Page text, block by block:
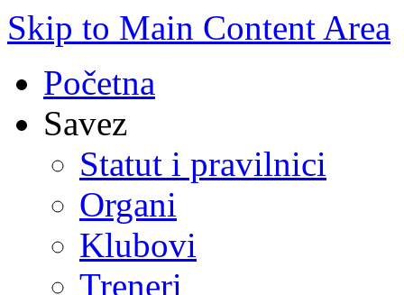
Skip to Main Content Area
Početna
Savez
Statut i pravilnici
Organi
Klubovi
Treneri